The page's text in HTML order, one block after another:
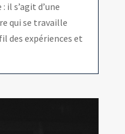
il s’agit d’une
qui se travaille
des expériences et